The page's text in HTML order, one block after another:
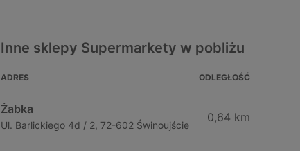
Inne sklepy Supermarkety w pobliżu
ADRES ODLEGŁOŚĆ
Żabka
Ul. Barlickiego 4d / 2, 72-602 Świnoujście
0,64 km